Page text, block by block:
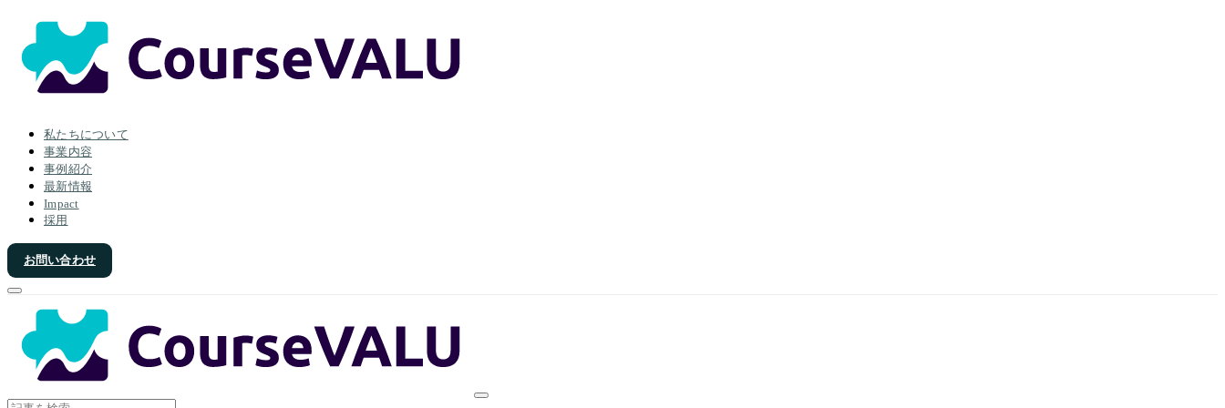
私たちについて
事業内容
事例紹介
最新情報
Impact
採用
お問い合わせ